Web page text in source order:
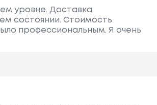
уровне. Доставка
состоянии. Стоимость
профессиональным. Я очень